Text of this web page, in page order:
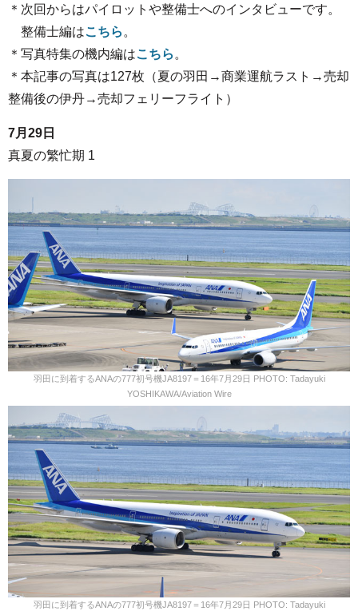
＊次回からはパイロットや整備士へのインタビューです。
整備士編はこちら 。
＊写真特集の機内編はこちら 。
＊本記事の写真は127枚（夏の羽田→商業運航ラスト→売却
整備後の伊丹→売却フェリーフライト）
7月29日
真夏の繁忙期 1
羽田に到着するANAの777初号機JA8197＝16年7月29日 PHOTO: Tadayuki
YOSHIKAWA/Aviation Wire
羽田に到着するANAの777初号機JA8197＝16年7月29日 PHOTO: Tadayuki